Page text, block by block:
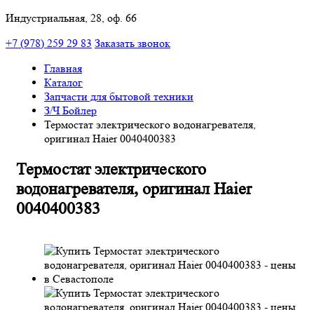
Индустриальная, 28, оф. 66
+7 (978) 259 29 83 Заказать звонок
Главная
Каталог
Запчасти для бытовой техники
З/Ч Бойлер
Термостат электрического водонагревателя,
оригинал Haier 0040400383
Термостат электрического
водонагревателя, оригинал Haier
0040400383